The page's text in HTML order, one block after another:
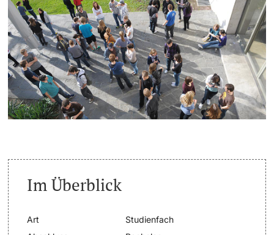
weitere Informationen
Fördernde & Alumni
Dozierende
Studienfachberatung
Fünf Gründe, in Basel zu studieren
Im Studium
Vorlesungsverzeichnis
Termine & Fristen
Dokumente und Verifikation
Im Überblick
Art
Studienfach